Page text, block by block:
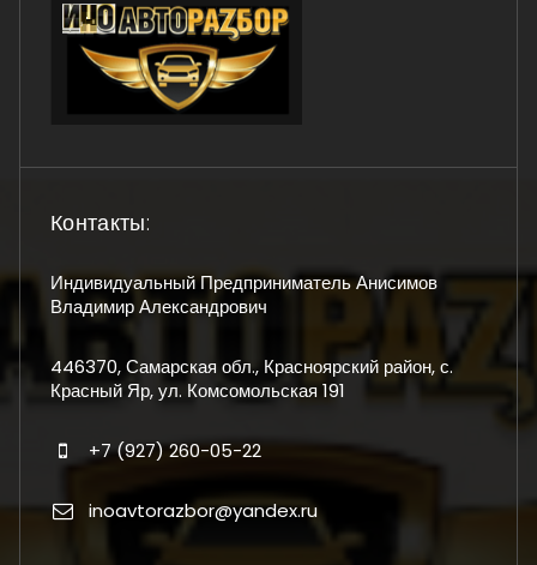
Контакты:
Индивидуальный Предприниматель Анисимов
Владимир Александрович
446370, Самарская обл., Красноярский район, с.
Красный Яр, ул. Комсомольская 191
+7 (927) 260-05-22
inoavtorazbor@yandex.ru